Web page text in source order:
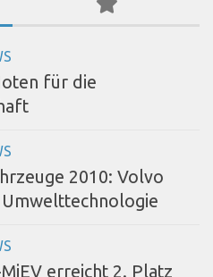
für die
2010: Volvo
erreicht 2. Platz